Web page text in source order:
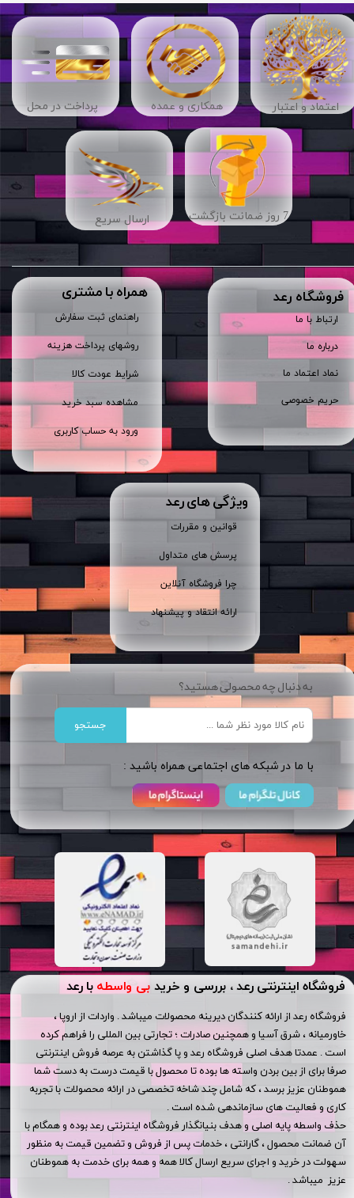
فروشگاه اینترنتی رعد ، بررسی و خرید بی واسطه با رعد
فروشگاه رعد از ارائه کنندگان دیرینه محصولات میباشد . واردات از اروپا ،
خاورمیانه ، شرق آسیا و همچنین صادرات ؛ تجارتی بین المللی را فراهم کرده
است . عمدتا هدف اصلی فروشگاه رعد و پا گذاشتن به عرصه فروش اینترنتی
صرفا برای از بین بردن واسته ها بوده تا محصول با قیمت درست به دست شما
هموطنان عزیز برسد ، که شامل چند شاخه تخصصی در ارائه محصولات با تجربه
کاری و فعالیت های سازماندهی شده است .
حذف واسطه پایه اصلی و هدف بنیانگذار فروشگاه اینترنتی رعد بوده و همگام با
آن ضمانت محصول ، گارانتی ، خدمات پس از فروش و تضمین قیمت به منظور
سهولت در خرید و اجرای سریع ارسال کالا همه و همه برای خدمت به هموطنان
عزیز میباشد .
ارسال سریع
​فروشگاه رعد
ارتباط با ما
درباره ما
نماد اعتماد ما
حریم خصوصی
همراه با مشتری
راهنمای ثبت سفارش
روشهای پرداخت هزینه
شرایط عودت کالا
مشاهده سبد خرید
ورود به حساب کاربری
ویژگی های رعد
قوانین و مقررات
پرسش های متداول
چرا فروشگاه آنلاین
ارائه انتقاد و پیشنهاد
به دنبال چه محصولی هستید؟
جستجو
​​با ما در شبکه های اجتماعی همراه باشید :
اعتماد و اعتبار
7 روز ضمانت بازگشت
پرداخت در محل ​​همکاری و عمده